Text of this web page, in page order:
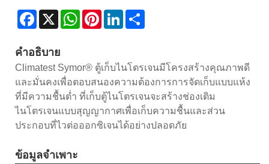
Facebook
X WhatsAppPinterestLinkedIn
คำอธิบาย
Climatest Symor® ตู้เก็บไนโตรเจนมีโครงสร้างคุณภาพดี
และมั่นคงเพื่อตอบสนองความต้องการการจัดเก็บแบบแห้ง
ที่มีความชื้นต่ำ ที่เก็บตู้ไนโตรเจนจะสร้างช่องเติม
ไนโตรเจนแบบสุญญากาศเพื่อเก็บความชื้นและส่วน
ประกอบที่ไวต่อออกซิเจนได้อย่างปลอดภัย
ข้อมูลจำเพาะ